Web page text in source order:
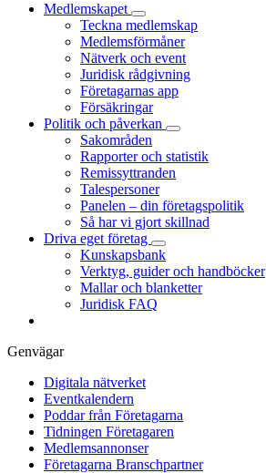
Medlemskapet
Teckna medlemskap
Medlemsförmåner
Nätverk och event
Juridisk rådgivning
Företagarnas app
Försäkringar
Politik och påverkan
Sakområden
Rapporter och statistik
Remissyttranden
Talespersoner
Panelen – din företagspolitik
Så har vi gjort skillnad
Driva eget företag
Kunskapsbank
Verktyg, guider och handböcker
Mallar och blanketter
Juridisk FAQ
Genvägar
Digitala nätverket
Eventkalendern
Poddar från Företagarna
Tidningen Företagaren
Medlemsannonser
Företagarna Branschpartner